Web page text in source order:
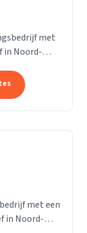
met
in Noord-
met een
in Noord-